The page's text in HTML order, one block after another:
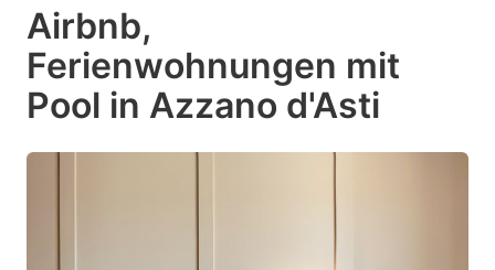
Airbnb,
Ferienwohnungen mit
Pool in Azzano d'Asti